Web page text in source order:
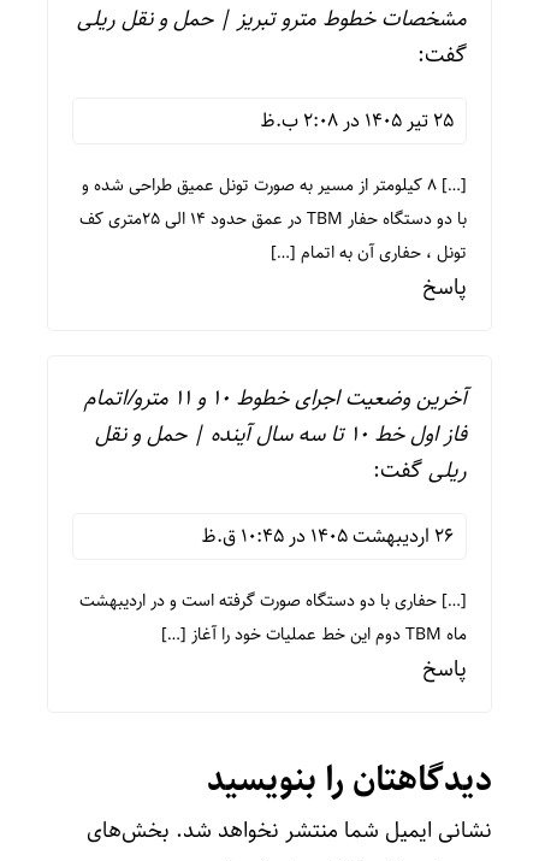
مشخصات خطوط مترو تبریز | حمل و نقل ریلی
گفت:
25 تیر 1405 در 2:08 ب.ظ
[…] ۸ کیلومتر از مسیر به صورت تونل عمیق طراحی شده و
با دو دستگاه حفار TBM در عمق حدود ۱۴ الی ۲۵متری کف
تونل ، حفاری آن به اتمام […]
پاسخ
آخرین وضعیت اجرای خطوط 10 و 11 مترو/اتمام
فاز اول خط 10 تا سه سال آینده | حمل و نقل
ریلیگفت:
26 اردیبهشت 1405 در 10:45 ق.ظ
[…] حفاری با دو دستگاه صورت گرفته است و در اردیبهشت
ماه TBM دوم این خط عملیات خود را آغاز […]
پاسخ
دیدگاهتان را بنویسید
نشانی ایمیل شما منتشر نخواهد شد. بخش‌های